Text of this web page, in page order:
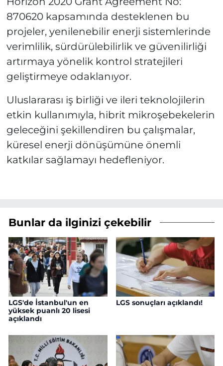
870620 kapsamında desteklenen bu
projeler, yenilenebilir enerji sistemlerinde
verimlilik, sürdürülebilirlik ve güvenilirliği
artırmaya yönelik kontrol stratejileri
geliştirmeye odaklanıyor.
Uluslararası iş birliği ve ileri teknolojilerin
etkin kullanımıyla, hibrit mikroşebekelerin
geleceğini şekillendiren bu çalışmalar,
küresel enerji dönüşümüne önemli
katkılar sağlamayı hedefleniyor.
Bunlar da ilginizi çekebilir
LGS'de İstanbul'un en
yüksek puanlı 20 lisesi
açıklandı
LGS sonuçları açıklandı!